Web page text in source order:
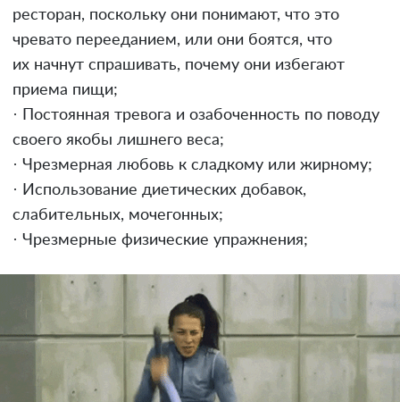
ресторан, поскольку они понимают, что это
чревато перееданием, или они боятся, что
их начнут спрашивать, почему они избегают
приема пищи;
· Постоянная тревога и озабоченность по поводу
своего якобы лишнего веса;
· Чрезмерная любовь к сладкому или жирному;
· Использование диетических добавок,
слабительных, мочегонных;
· Чрезмерные физические упражнения;